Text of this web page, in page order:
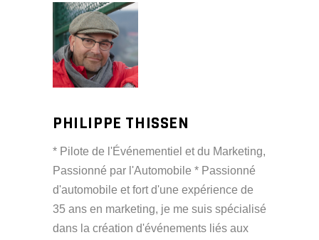
PHILIPPE THISSEN
* Pilote de l'Événementiel et du Marketing,
Passionné par l'Automobile * Passionné
d'automobile et fort d'une expérience de
35 ans en marketing, je me suis spécialisé
dans la création d'événements liés aux